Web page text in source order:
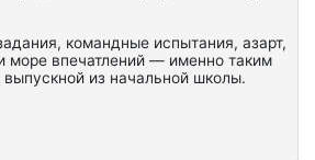
командные испытания, азарт,
море впечатлений — именно таким
выпускной из начальной школы.